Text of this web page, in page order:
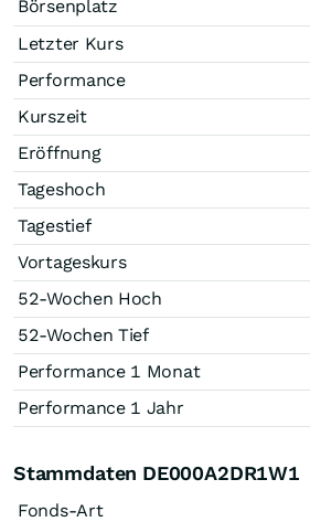
Börsenplatz
Letzter Kurs
Performance
Kurszeit
Eröffnung
Tageshoch
Tagestief
Vortageskurs
52-Wochen Hoch
52-Wochen Tief
Performance 1 Monat
Performance 1 Jahr
Stammdaten DE000A2DR1W1
Fonds-Art